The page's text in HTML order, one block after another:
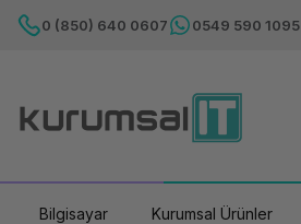
0 (850) 640 0607 0549 590 1095
Bilgisayar Kurumsal Ürünler